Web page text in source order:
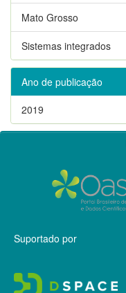
Mato Grosso
Sistemas integrados
Ano de publicação
2019
Suportado por